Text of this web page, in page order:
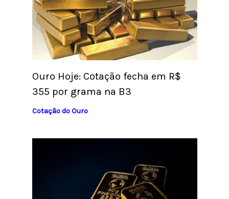
Ouro Hoje: Cotação fecha em R$
355 por grama na B3
Cotação do Ouro